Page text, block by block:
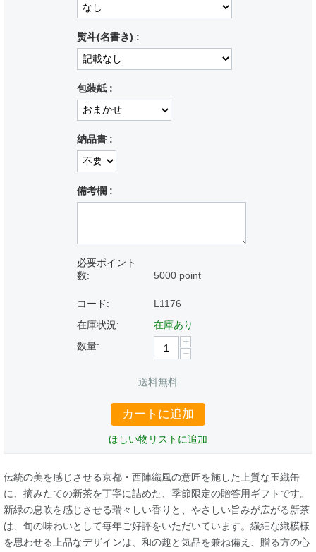
熨斗(名書き) :
包装紙 :
納品書 :
備考欄 :
必要ポイント
数:
5000 point
コード:
L1176
在庫状況:
在庫あり
数量:
+
−
送料無料
カートに追加
ほしい物リストに追加
伝統の美を感じさせる京都・西陣織風の意匠を施した上質な玉織缶
に、摘みたての新茶を丁寧に詰めた、季節限定の贈答用ギフトです。
新緑の息吹を感じさせる瑞々しい香りと、やさしい旨みが広がる新茶
は、旬の味わいとして毎年ご好評をいただいています。繊細な織模様
を思わせる上品なデザインは、和の趣と気品を兼ね備え、贈る方の心